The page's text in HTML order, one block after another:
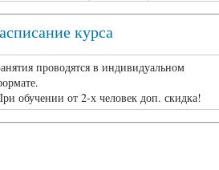
курса
проводятся в индивидуальном
обучении от 2-х человек доп. скидка!